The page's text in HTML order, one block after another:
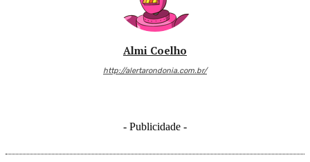
Almi Coelho
http://alertarondonia.com.br/
- Publicidade -